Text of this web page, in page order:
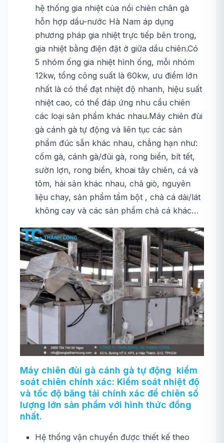
hệ thống gia nhiệt của nồi chiên chân gà
hỗn hợp dầu-nước Hà Nam áp dụng
phương pháp gia nhiệt trực tiếp bên trong,
gia nhiệt bằng điện đặt ở giữa dầu chiên.Có
5 nhóm ống gia nhiệt hình ống, mỗi nhóm
12kw, tổng công suất là 60kw, ưu điểm lớn
nhất là có thể đạt nhiệt độ nhanh, hiệu suất
nhiệt cao, có thể đáp ứng nhu cầu chiên
các loại sản phẩm khác nhau.Máy chiên đùi
gà cánh gà tự động và liên tục các sản
phẩm đúc sẵn khác nhau, chẳng hạn như:
cốm gà, cánh gà/đùi gà, rong biển, bít tết,
sườn lợn, rong biển, khoai tây chiên, cá và
tôm, hải sản khác nhau, chả giò, nguyên
liệu chay, sản phẩm tẩm bột , chả cá dải/lát
không cay và các sản phẩm chả cá khác…
Máy chiên đùi gà cánh gà tự động kiểm
soát chiên chính xác: Kiểm soát nhiệt độ
và tốc độ băng tải chính xác để chiên số
lượng lớn sản phẩm với hình thức đồng
nhất.
Hệ thống vận chuyển được thiết kế theo